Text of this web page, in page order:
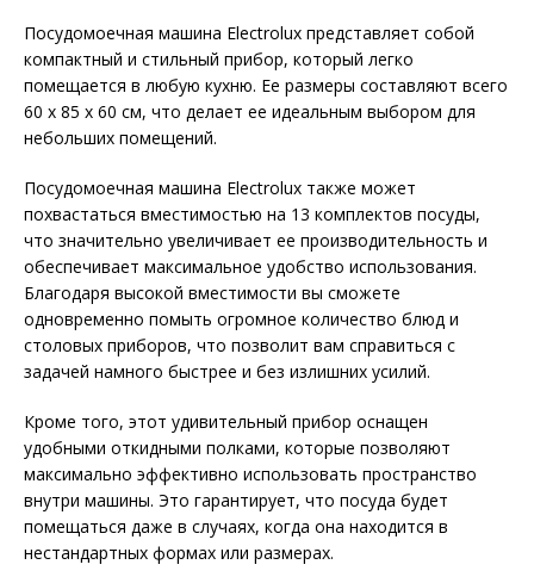
Посудомоечная машина Electrolux представляет собой
компактный и стильный прибор, который легко
помещается в любую кухню. Ее размеры составляют всего
60 х 85 х 60 см, что делает ее идеальным выбором для
небольших помещений.
Посудомоечная машина Electrolux также может
похвастаться вместимостью на 13 комплектов посуды,
что значительно увеличивает ее производительность и
обеспечивает максимальное удобство использования.
Благодаря высокой вместимости вы сможете
одновременно помыть огромное количество блюд и
столовых приборов, что позволит вам справиться с
задачей намного быстрее и без излишних усилий.
Кроме того, этот удивительный прибор оснащен
удобными откидными полками, которые позволяют
максимально эффективно использовать пространство
внутри машины. Это гарантирует, что посуда будет
помещаться даже в случаях, когда она находится в
нестандартных формах или размерах.